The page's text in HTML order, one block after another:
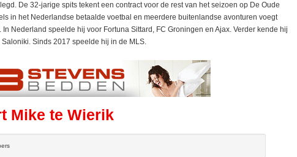
De 32-jarige spits tekent een contract voor de rest van het seizoen op De Oude
in het Nederlandse betaalde voetbal en meerdere buitenlandse avonturen voegt
Nederland speelde hij voor Fortuna Sittard, FC Groningen en Ajax. Verder kende hij
Sinds 2017 speelde hij in de MLS.
Mike te Wierik